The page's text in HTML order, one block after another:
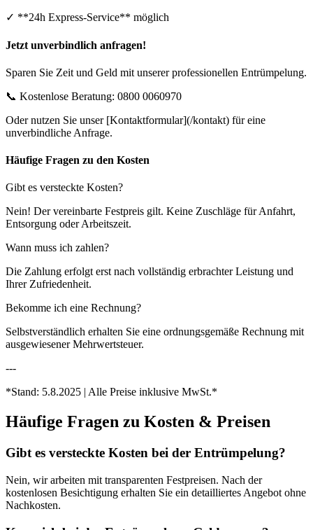
✓ **24h Express-Service** möglich
Jetzt unverbindlich anfragen!
Sparen Sie Zeit und Geld mit unserer professionellen Entrümpelung.
📞 Kostenlose Beratung: 0800 0060970
Oder nutzen Sie unser [Kontaktformular](/kontakt) für eine
unverbindliche Anfrage.
Häufige Fragen zu den Kosten
Gibt es versteckte Kosten?
Nein! Der vereinbarte Festpreis gilt. Keine Zuschläge für Anfahrt,
Entsorgung oder Arbeitszeit.
Wann muss ich zahlen?
Die Zahlung erfolgt erst nach vollständig erbrachter Leistung und
Ihrer Zufriedenheit.
Bekomme ich eine Rechnung?
Selbstverständlich erhalten Sie eine ordnungsgemäße Rechnung mit
ausgewiesener Mehrwertsteuer.
---
*Stand: 5.8.2025 | Alle Preise inklusive MwSt.*
Häufige Fragen zu Kosten & Preisen
Gibt es versteckte Kosten bei der Entrümpelung?
Nein, wir arbeiten mit transparenten Festpreisen. Nach der
kostenlosen Besichtigung erhalten Sie ein detailliertes Angebot ohne
Nachkosten.